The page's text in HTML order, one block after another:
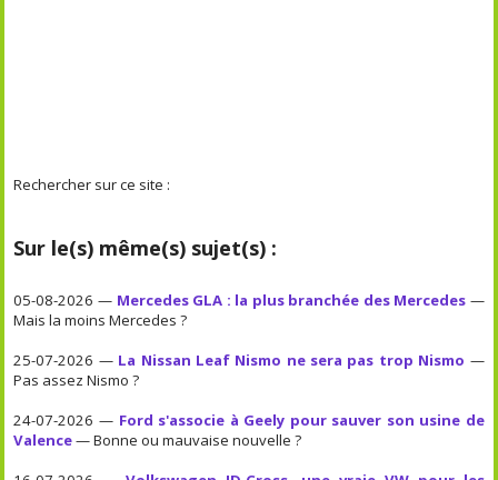
Rechercher sur ce site :
Sur le(s) même(s) sujet(s) :
05-08-2026 — Mercedes GLA : la plus branchée des Mercedes —
Mais la moins Mercedes ?
25-07-2026 — La Nissan Leaf Nismo ne sera pas trop Nismo —
Pas assez Nismo ?
24-07-2026 — Ford s'associe à Geely pour sauver son usine de
Valence— Bonne ou mauvaise nouvelle ?